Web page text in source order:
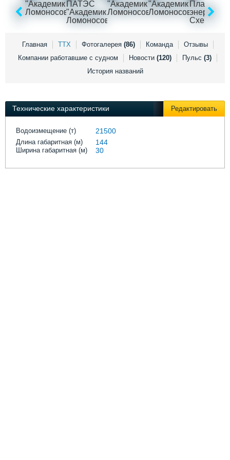
Выставки и семинары
Личности
Галерея флота
Форум
Все службы
Главная ТТХ Фотогалерея (86) Команда
Отзывы
Компании работавшие с судном
Новости (120) Пульс (3)
История названий
Технические характеристики Редактировать
Водоизмещение (т) 21500
Длина габаритная (м) 144
Ширина габаритная (м) 30